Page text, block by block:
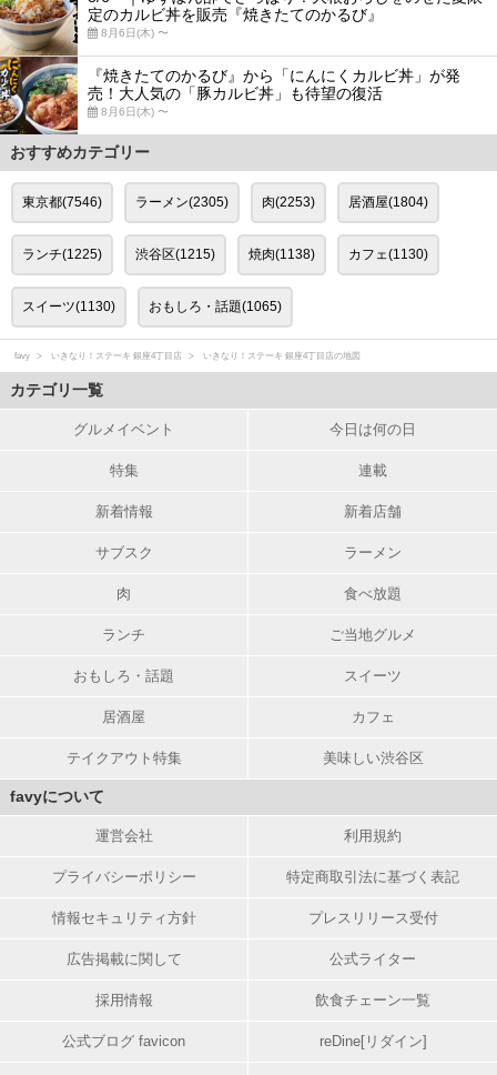
定のカルビ丼を販売『焼きたてのかるび』
8月6日(木) 〜
『焼きたてのかるび』から「にんにくカルビ丼」が発
売！大人気の「豚カルビ丼」も待望の復活
8月6日(木) 〜
おすすめカテゴリー
東京都(7546) ラーメン(2305) 肉(2253) 居酒屋(1804)
ランチ(1225) 渋谷区(1215) 焼肉(1138) カフェ(1130)
スイーツ(1130) おもしろ・話題(1065)
favy いきなり！ステーキ 銀座4丁目店 いきなり！ステーキ 銀座4丁目店の地図
カテゴリ一覧
グルメイベント 今日は何の日
特集 連載
新着情報 新着店舗
サブスク ラーメン
肉 食べ放題
ランチ ご当地グルメ
おもしろ・話題 スイーツ
居酒屋 カフェ
テイクアウト特集 美味しい渋谷区
favyについて
運営会社 利用規約
プライバシーポリシー 特定商取引法に基づく表記
情報セキュリティ方針 プレスリリース受付
広告掲載に関して 公式ライター
採用情報 飲食チェーン一覧
公式ブログ favicon reDine[リダイン]